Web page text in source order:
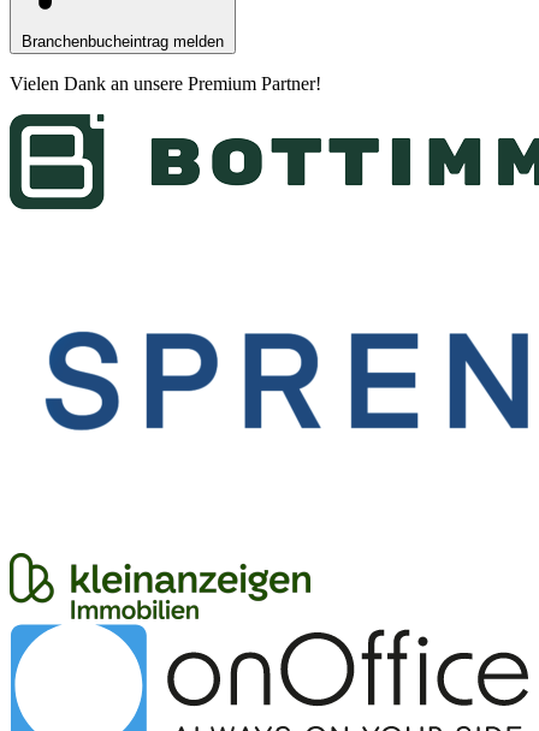
Branchenbucheintrag melden
Vielen Dank an unsere Premium Partner!